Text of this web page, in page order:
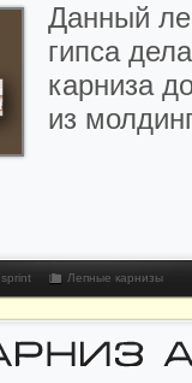
Данный л
гипса
карниза
из
sprint Лепные карнизы